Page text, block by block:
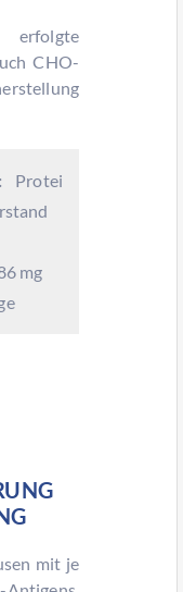
erfolgte
CHO-
Protei
mg
mit je